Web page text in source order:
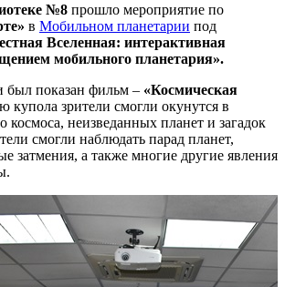
№8 прошло мероприятие по
в Мобильном планетарии под
Вселенная: интерактивная
мобильного планетария».
был показан фильм – «Космическая
купола зрители смогли окунутся в
космоса, неизведанных планет и загадок
смогли наблюдать парад планет,
затмения, а также многие другие явления